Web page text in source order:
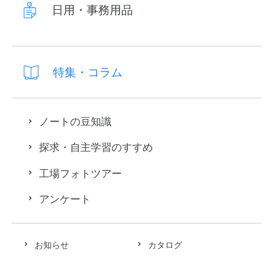
お知らせ カタログ
日用・事務用品
特集・コラム
ノートの豆知識
探求・自主学習のすすめ
工場フォトツアー
アンケート